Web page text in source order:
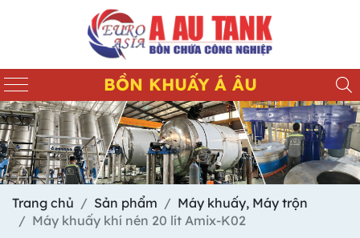
BỒN KHUẤY Á ÂU
Trang chủ Sản phẩm
Máy khuấy, Máy trộn
Máy khuấy khí nén 20 lít Amix-K02